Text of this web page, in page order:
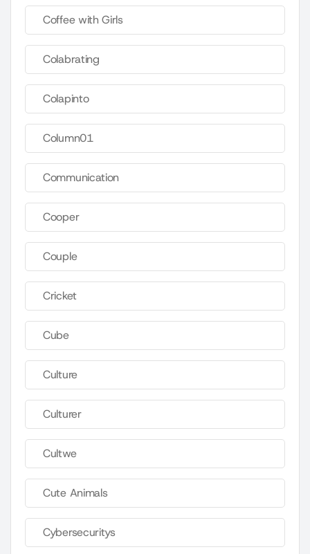
Coffee with Girls
Colabrating
Colapinto
Column01
Communication
Cooper
Couple
Cricket
Cube
Culture
Culturer
Cultwe
Cute Animals
Cybersecuritys